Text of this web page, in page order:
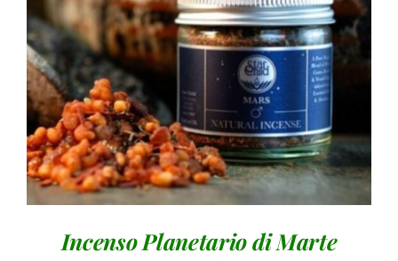
AGGIUNGI AL CARRELLO / DETTAGLI
Incenso Planetario di Marte